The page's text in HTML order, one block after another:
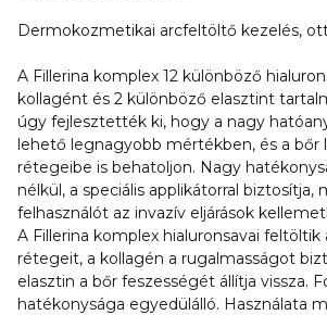
Dermokozmetikai arcfeltöltő kezelés,
A Fillerina komplex 12 különböző
kollagént és 2 különböző elasztint
úgy fejlesztették ki, hogy a nagy
lehető legnagyobb mértékben, és a bőr
rétegeibe is behatoljon. Nagy
nélkül, a speciális applikátorral biztosítja,
felhasználót az invazív eljárások
A Fillerina komplex hialuronsavai
rétegeit, a kollagén a rugalmasságot
elasztin a bőr feszességét állítja vissza.
hatékonysága egyedülálló. Használata